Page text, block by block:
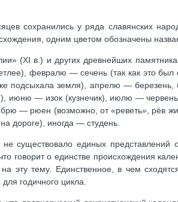
сохранились у ряда славянских
одним цветом обозначены
(XI в.) и других древнейших
февралю — сечень (так как это
подсыхала земля), апрелю —
июню — изок (кузнечик), июлю —
— рюен (возможно, от «реветь», рёв
дороге), иногда — студень.
существовало единых
говорит о единстве происхождения
эту тему. Единственное, в чем
годичного цикла.